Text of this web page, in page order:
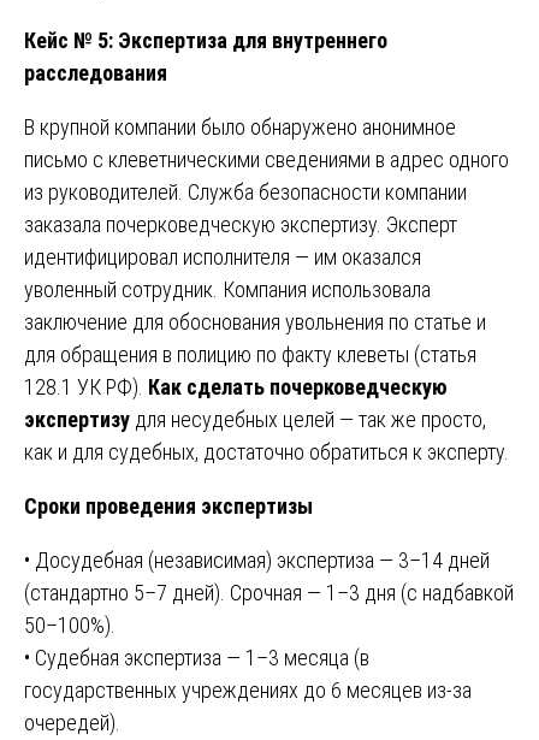
Кейс № 5: Экспертиза для внутреннего
расследования
В крупной компании было обнаружено анонимное
письмо с клеветническими сведениями в адрес одного
из руководителей. Служба безопасности компании
заказала почерковедческую экспертизу. Эксперт
идентифицировал исполнителя — им оказался
уволенный сотрудник. Компания использовала
заключение для обоснования увольнения по статье и
для обращения в полицию по факту клеветы (статья
128.1 УК РФ). Как сделать почерковедческую
экспертизу для несудебных целей — так же просто,
как и для судебных, достаточно обратиться к эксперту.
Сроки проведения экспертизы
• Досудебная (независимая) экспертиза — 3–14 дней
(стандартно 5–7 дней). Срочная — 1–3 дня (с надбавкой
50–100%).
• Судебная экспертиза — 1–3 месяца (в
государственных учреждениях до 6 месяцев из-за
очередей).